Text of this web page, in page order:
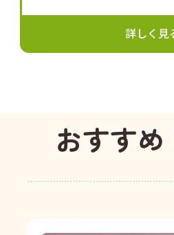
詳しく見
おすす